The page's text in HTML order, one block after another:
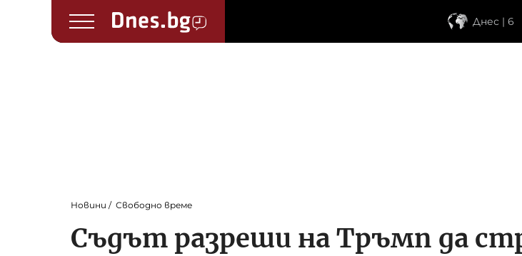
Днес | 6
Новини Свободно време
Съдът разреши на Тръмп да